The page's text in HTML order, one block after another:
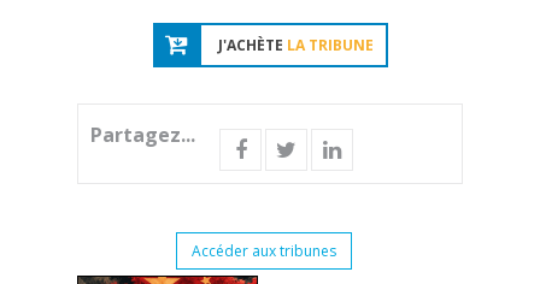
J'ACHÈTE LA TRIBUNE
Partagez...
Accéder aux tribunes